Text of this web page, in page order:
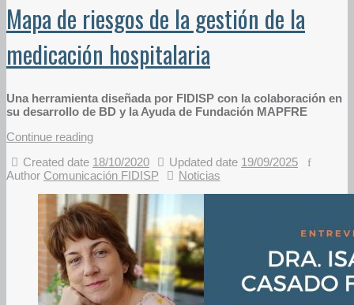
Mapa de riesgos de la gestión de la
medicación hospitalaria
Una herramienta diseñada por FIDISP con la colaboración en
su desarrollo de BD y la Ayuda de Fundación MAPFRE
Continue reading
Created date 18/10/2020 Updated date 19/09/2025
Author Comunicación FIDISP Noticias